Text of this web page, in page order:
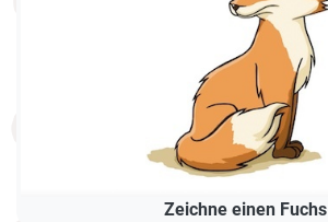
Zeichne einen Fuchs